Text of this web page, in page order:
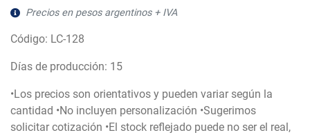
Precios en pesos argentinos + IVA
Código: LC-128
Días de producción: 15
•Los precios son orientativos y pueden variar según la
cantidad •No incluyen personalización •Sugerimos
solicitar cotización •El stock reflejado puede no ser el real,